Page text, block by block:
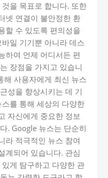
을 목표로 합니다. 또한
넷 연결이 불안정한 환
할 수 있도록 편의성을
일 기기뿐 아니라 데스
하여 언제 어디서든 편
장점을 가지고 있습니
해 사용자에게 최신 뉴스
성을 향상시키는 데 기
를 통해 세상의 다양한
자신에게 중요한 정보
. Google 뉴스는 단순히
라 적극적인 뉴스 참여
계되어 있습니다. 관심
게 탐구하고 다양한 관